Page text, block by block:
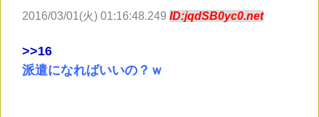
2016/03/01(火) 01:16:48.249 ID:jqdSB0yc0.net
>>16
派遣になればいいの？ｗ